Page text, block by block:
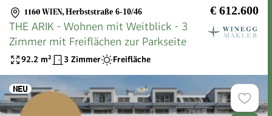
1160 WIEN, Herbststraße 6-10/46 € 612.600
THE ARIK - Wohnen mit Weitblick - 3
Zimmer mit Freiflächen zur Parkseite
92.2 m² 3 Zimmer Freifläche